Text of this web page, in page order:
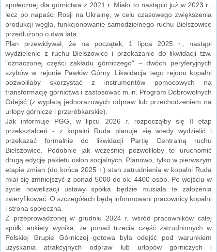
społecznej dla górnictwa z 2021 r. Miało to nastąpić już w 2023 r.,
lecz po napaści Rosji na Ukrainę, w celu czasowego zwiększenia
produkcji węgla, funkcjonowanie samodzielnego ruchu Bielszowice
przedłużono o dwa lata.
Plan przewidywał, że na początek, 1 lipca 2025 r., nastąpi
wydzielenie z ruchu Bielszowice i przekazanie do likwidacji tzw.
"oznaczonej części zakładu górniczego" – dwóch peryferyjnych
szybów w rejonie Pawłów Górny. Likwidacja tego rejonu kopalni
pozwoliłaby skorzystać z instrumentów pomocowych na
transformację górnictwa i zastosować m.in. Program Dobrowolnych
Odejść (z wypłatą jednorazowych odpraw lub przechodzeniem na
urlopy górnicze i przeróbkarskie).
Jak informuje PGG, w lipcu 2026 r. rozpocząłby się II etap
przekształceń - z kopalni Ruda planuje się wtedy wydzielić i
przekazać formalnie do likwidacji Partię Centralną ruchu
Bielszowice. Podobnie jak wcześniej pozwoliłoby to uruchomić
drugą edycję pakietu osłon socjalnych. Planowo, tylko w pierwszym
etapie zmian (do końca 2025 r.) stan zatrudnienia w kopalni Ruda
miał się zmniejszyć z ponad 5000 do ok. 4400 osób. Po wejściu w
życie nowelizacji ustawy spółka będzie musiała te założenia
zweryfikować. O szczegółach będą informowani pracownicy kopalni
i strona społeczna.
Z przeprowadzonej w grudniu 2024 r. wśród pracowników całej
spółki ankiety wynika, że ponad trzecia część zatrudnionych w
Polskiej Grupie Górniczej gotowa była odejść pod warunkiem
uzyskania atrakcyjnych odpraw lub urlopów górniczych i